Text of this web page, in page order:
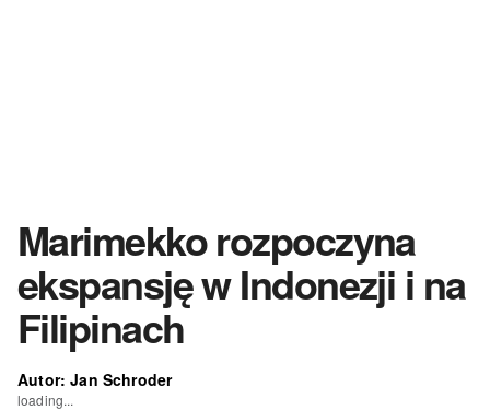
Marimekko rozpoczyna
ekspansję w Indonezji i na
Filipinach
Autor: Jan Schroder
loading...